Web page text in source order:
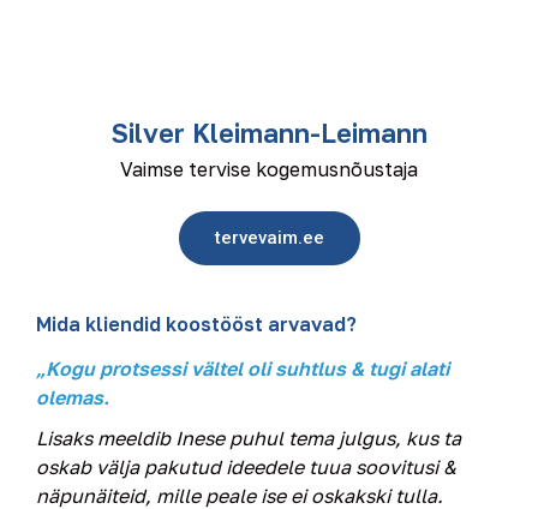
Silver Kleimann-Leimann
Vaimse tervise kogemusnõustaja
tervevaim.ee
Mida kliendid koostööst arvavad?
„Kogu protsessi vältel oli suhtlus & tugi alati
olemas.
Lisaks meeldib Inese puhul tema julgus, kus ta
oskab välja pakutud ideedele tuua soovitusi &
näpunäiteid, mille peale ise ei oskakski tulla.